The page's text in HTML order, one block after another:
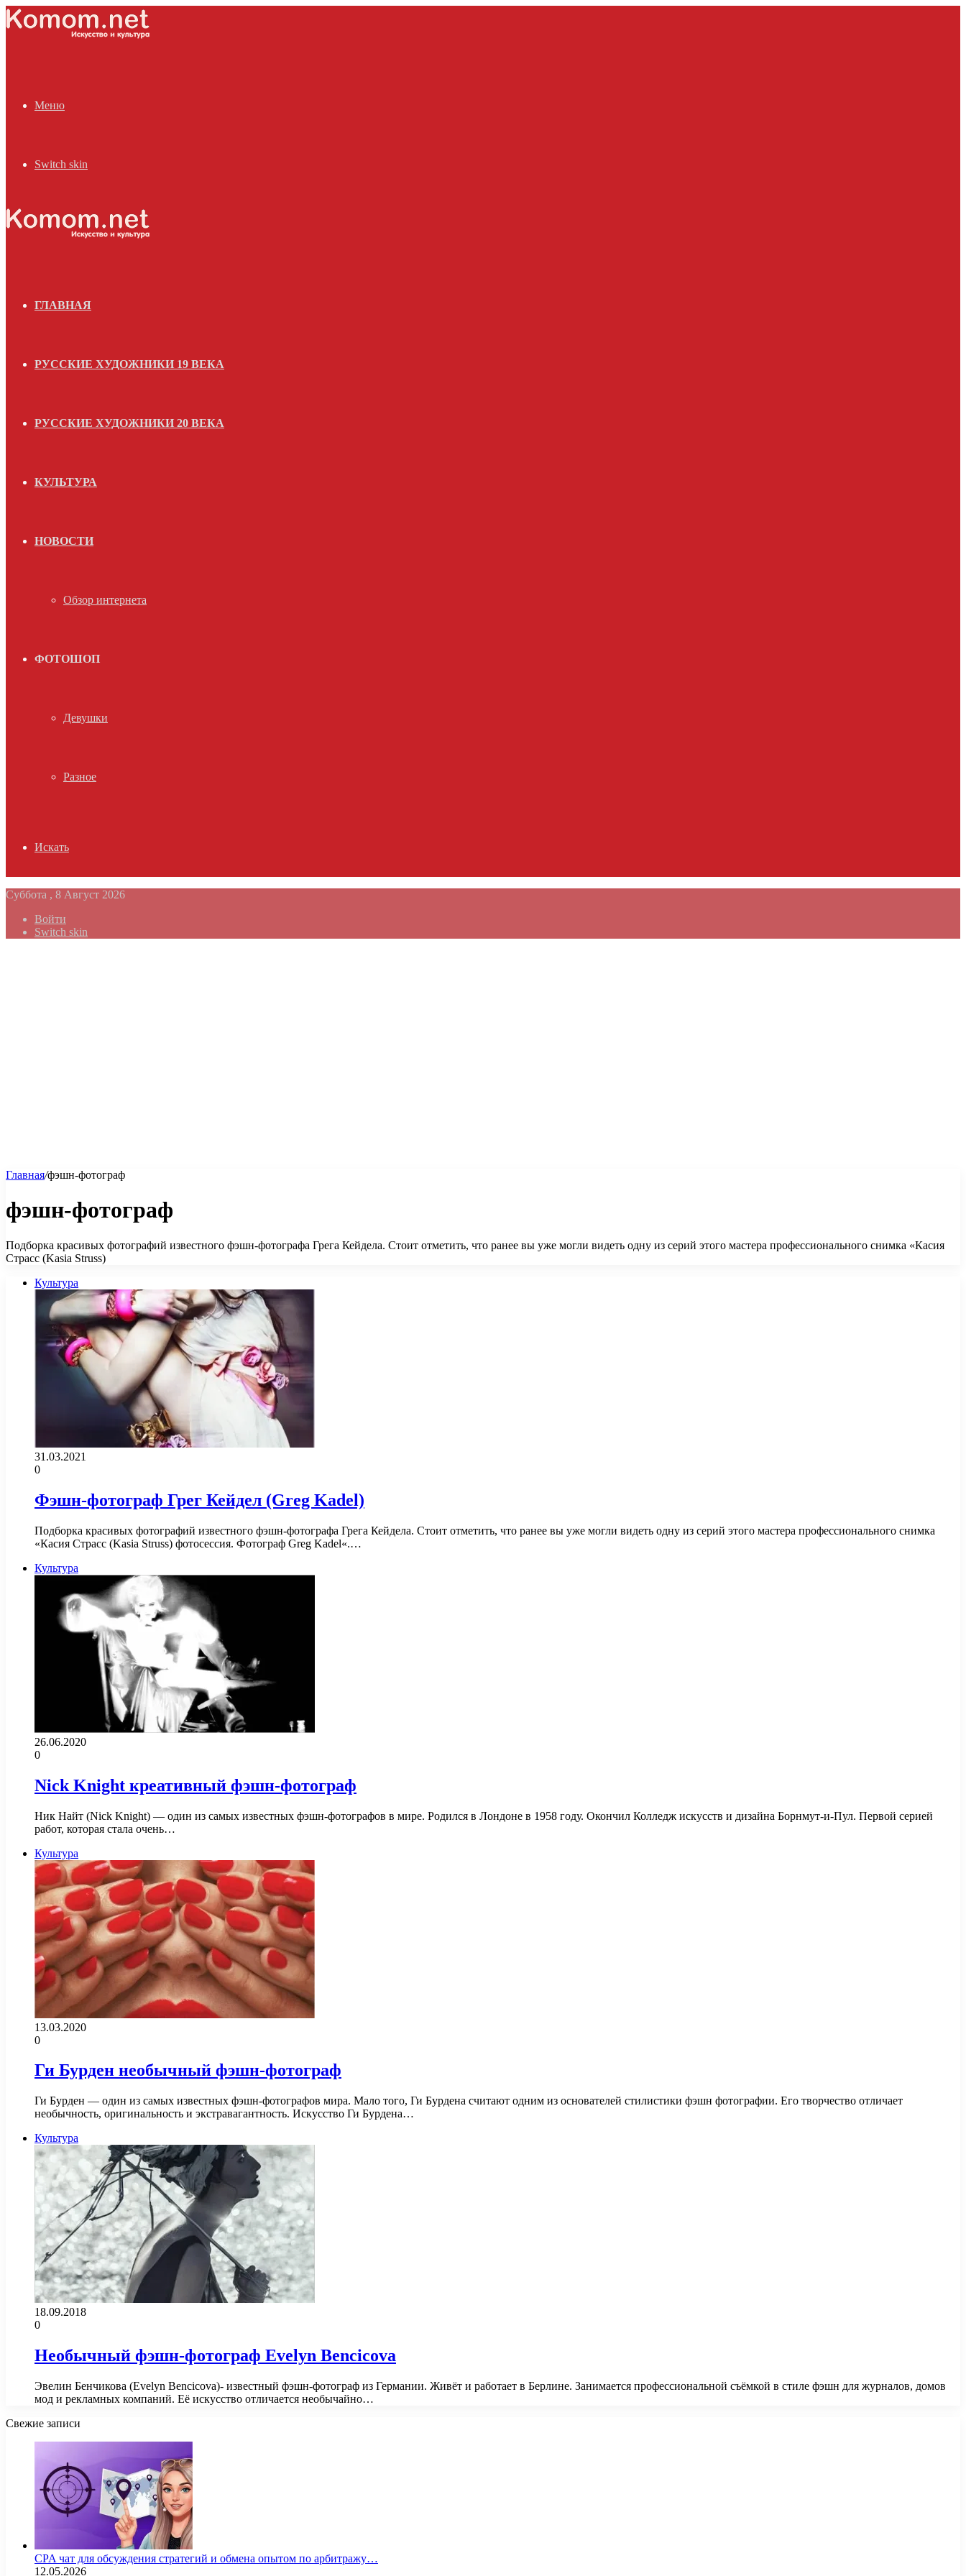
Меню
Switch skin
ГЛАВНАЯ
РУССКИЕ ХУДОЖНИКИ 19 ВЕКА
РУССКИЕ ХУДОЖНИКИ 20 ВЕКА
КУЛЬТУРА
НОВОСТИ
Обзор интернета
ФОТОШОП
Девушки
Разное
Искать
Суббота , 8 Август 2026
Войти
Switch skin
Главная/фэшн-фотограф
фэшн-фотограф
Подборка красивых фотографий известного фэшн-фотографа Грега Кейдела. Стоит отметить, что ранее вы уже могли видеть одну из серий этого мастера профессионального снимка «Касия
Страсс (Kasia Struss)
Культура
31.03.2021
0
Фэшн-фотограф Грег Кейдел (Greg Kadel)
Подборка красивых фотографий известного фэшн-фотографа Грега Кейдела. Стоит отметить, что ранее вы уже могли видеть одну из серий этого мастера профессионального снимка
«Касия Страсс (Kasia Struss) фотосессия. Фотограф Greg Kadel«.…
Культура
26.06.2020
0
Nick Knight креативный фэшн-фотограф
Ник Найт (Nick Knight) — один из самых известных фэшн-фотографов в мире. Родился в Лондоне в 1958 году. Окончил Колледж искусств и дизайна Борнмут-и-Пул. Первой серией
работ, которая стала очень…
Культура
13.03.2020
0
Ги Бурден необычный фэшн-фотограф
Ги Бурден — один из самых известных фэшн-фотографов мира. Мало того, Ги Бурдена считают одним из основателей стилистики фэшн фотографии. Его творчество отличает
необычность, оригинальность и экстравагантность. Искусство Ги Бурдена…
Культура
18.09.2018
0
Необычный фэшн-фотограф Evelyn Bencicova
Эвелин Бенчикова (Evelyn Bencicova)- известный фэшн-фотограф из Германии. Живёт и работает в Берлине. Занимается профессиональной съёмкой в стиле фэшн для журналов, домов
мод и рекламных компаний. Её искусство отличается необычайно…
Свежие записи
CPA чат для обсуждения стратегий и обмена опытом по арбитражу…
12.05.2026